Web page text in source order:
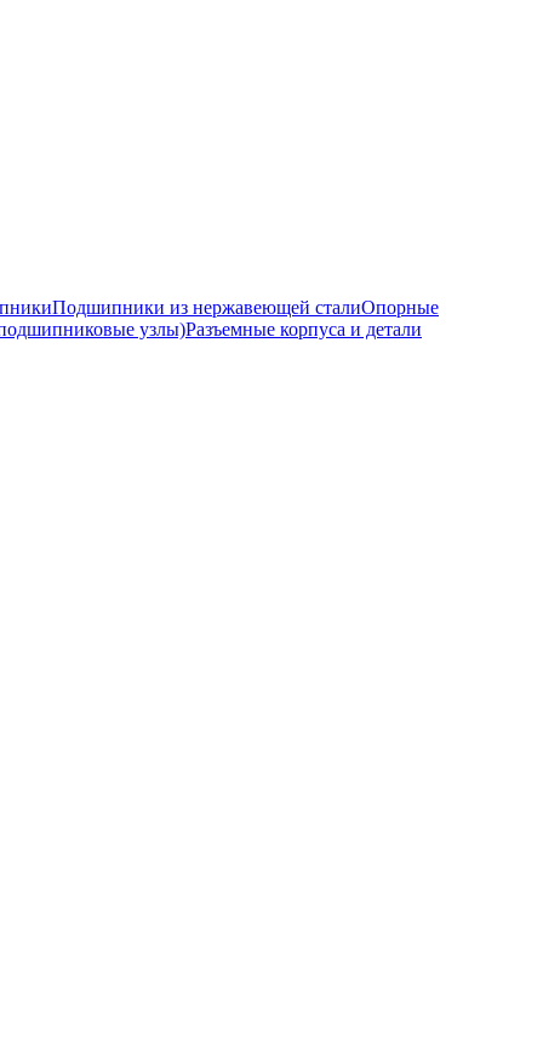
Подшипники из нержавеющей сталиОпорные
узлы)Разъемные корпуса и детали